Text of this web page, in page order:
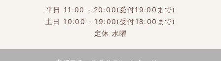
平日 11:00 - 20:00(受付19:00まで)
土日 10:00 - 19:00(受付18:00まで)
定休 水曜